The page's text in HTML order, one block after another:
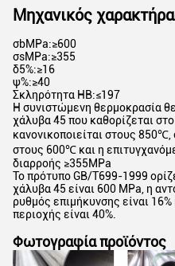
Μηχανικός
σbMPa:≥600
σsMPa:≥355
δ5%:≥16
ψ%:≥40
Σκληρότητα HB:≤197
Η συνιστώμενη θερμοκρασία
χάλυβα 45 που καθορίζεται
κανονικοποιείται στους
στους 600℃ και η
διαρροής ≥355MPa
Το πρότυπο GB/T699-1999
χάλυβα 45 είναι 600 MPa, η
ρυθμός επιμήκυνσης είναι
περιοχής είναι 40%.
Φωτογραφία προϊόντος